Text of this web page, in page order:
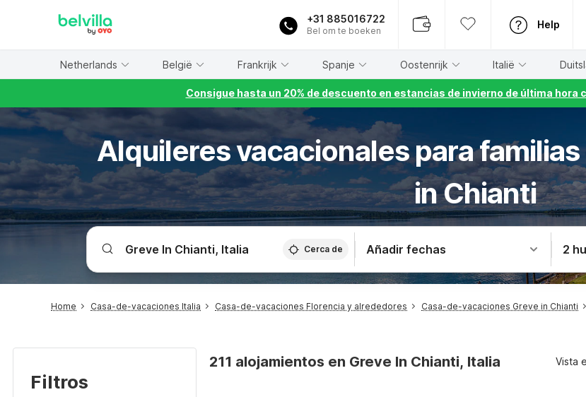
+31 885016722
Bel om te boeken
Help
Netherlands België Frankrijk Spanje Oostenrijk Italië
Consigue hasta un 20% de descuento en estancias de invierno de última hora
Alquileres vacacionales para
in Chianti
Cerca de Añadir fechas 2
Home Casa-de-vacaciones Italia Casa-de-vacaciones Florencia y alrededores Casa-de-vacaciones Greve in Chianti
Filtros
211 alojamientos en Greve In Chianti, Italia Vista